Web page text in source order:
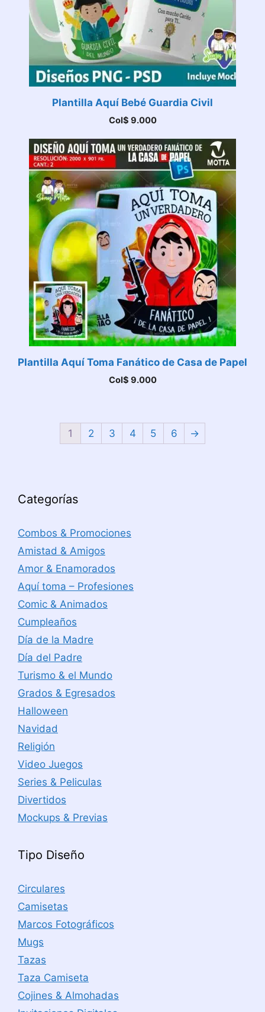
Plantilla Aquí Bebé Guardia Civil
Col$ 9.000
Plantilla Aquí Toma Fanático de Casa de Papel
Col$ 9.000
1 2 3 4 5 6 →
Categorías
Combos & Promociones
Amistad & Amigos
Amor & Enamorados
Aquí toma – Profesiones
Comic & Animados
Cumpleaños
Día de la Madre
Día del Padre
Turismo & el Mundo
Grados & Egresados
Halloween
Navidad
Religión
Video Juegos
Series & Peliculas
Divertidos
Mockups & Previas
Tipo Diseño
Circulares
Camisetas
Marcos Fotográficos
Mugs
Tazas
Taza Camiseta
Cojines & Almohadas